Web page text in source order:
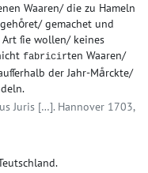
Waaren/ die zu Hameln
gehoͤret/ gemachet und
ſie wollen/ keines
fabricirten Waaren/
der Jahr-Maͤrckte/
Juris […]. Hannover 1703,